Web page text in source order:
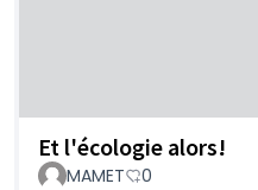
Et l'écologie alors!
MAMET 0